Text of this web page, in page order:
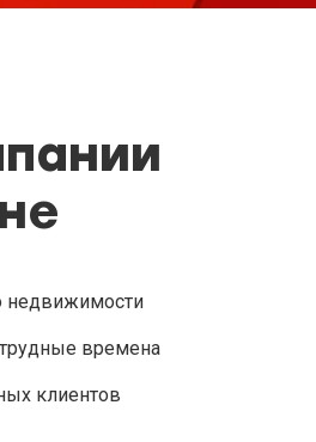
недвижимости
времена
клиентов